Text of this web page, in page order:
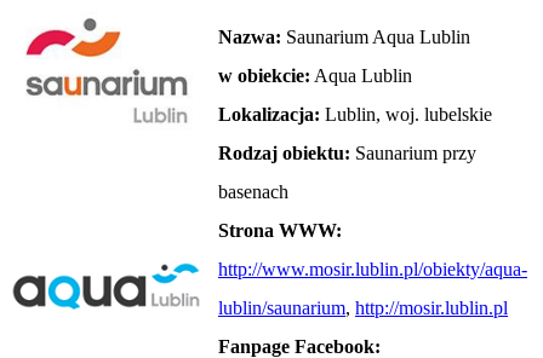
Nazwa: Saunarium Aqua Lublin
w obiekcie: Aqua Lublin
Lokalizacja: Lublin, woj. lubelskie
Rodzaj obiektu: Saunarium przy
basenach
Strona WWW:
http://www.mosir.lublin.pl/obiekty/aqua-
lublin/saunarium, http://mosir.lublin.pl
Fanpage Facebook: